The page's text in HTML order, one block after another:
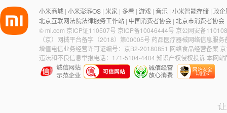
小米商城 小米澎湃OS 米家 多看 游戏 音乐 小米智能存储 政企
北京互联网法院法律服务工作站 中国消费者协会 北京市消费者协会
© mi.com 京ICP证110507号 京ICP备10046444号 京公网安备
（京）网械平台备字（2018）第00005号 药品医疗器械网络信息服
增值电信业务经营许可证编号：京B2-20180851 网络食品经营备案
违法和不良信息举报电话：171-5104-4404 知识产权侵权投诉 本网